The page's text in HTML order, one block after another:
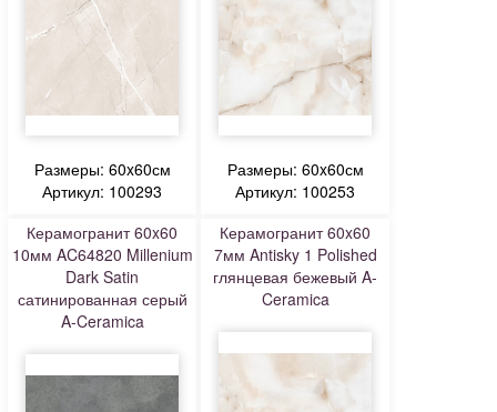
Размеры: 60x60см
Артикул: 100293
Размеры: 60x60см
Артикул: 100253
Керамогранит 60x60
10мм AC64820 Millenium
Dark Satin
сатинированная серый
A-Ceramica
Керамогранит 60x60
7мм Antisky 1 Polished
глянцевая бежевый A-
Ceramica